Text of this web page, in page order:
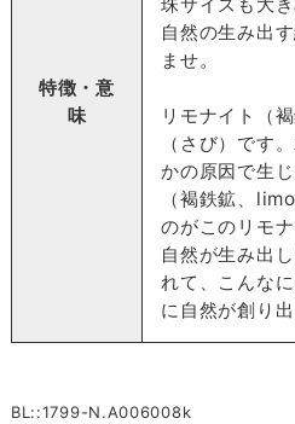
特徴・意
味
自然の生み出
ませ。
リモナイト（
（さび）です
かの原因で生
（褐鉄鉱、
のがこのリモ
自然が生み出
れて、こんな
に自然が創り
BL::1799-N.A006008k